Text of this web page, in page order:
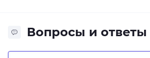
Вопросы и ответы